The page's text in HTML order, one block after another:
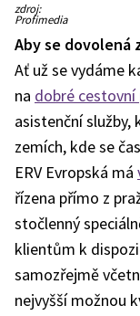
zdroj:
Profimedia
Aby se dovolená
Ať už se vydáme
na dobré
asistenční služby,
zemích, kde se
ERV Evropská má
řízena přímo z
stočlenný
klientům k
samozřejmě
nejvyšší možnou